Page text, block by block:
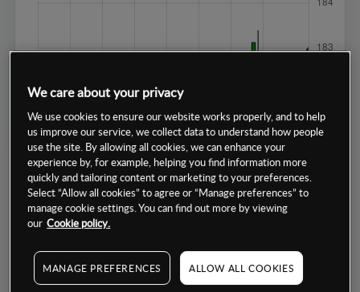
1年
We care about your privacy
We use cookies to ensure our website works properly, and to help
us improve our service, we collect data to understand how people
use the site. By allowing all cookies, we can enhance your
experience by, for example, helping you find information more
quickly and tailoring content or marketing to your preferences.
Select “Allow all cookies” to agree or “Manage preferences” to
manage cookie settings. You can find out more by viewing
our Cookie policy.
MANAGE PREFERENCES ALLOW ALL COOKIES